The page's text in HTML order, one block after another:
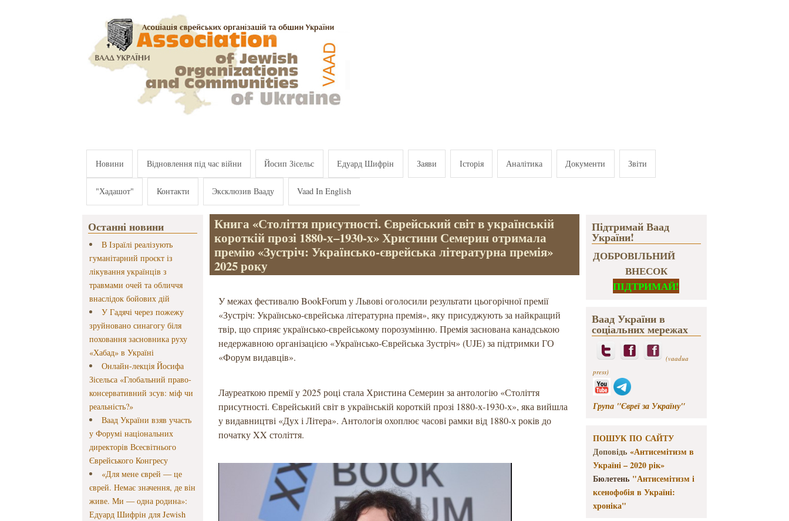
Новини Відновлення під час війни Йосип Зісельс Едуард Шифрін Заяви Історія Аналітика Документи Звіти
"Хадашот" Контакти Эксклюзив Вааду Vaad In English
Останні новини
В Ізраїлі реалізують
гуманітарний проєкт із
лікування українців з
травмами очей та обличчя
внаслідок бойових дій
У Гадячі через пожежу
зруйновано синагогу біля
поховання засновника руху
«Хабад» в Україні
Онлайн-лекція Йосифа
Зісельса «Глобальний право-
консервативний зсув: міф чи
реальність?»
Ваад України взяв участь
у Форумі національних
директорів Всесвітнього
Єврейського Конгресу
«Для мене єврей — це
єврей. Немає значення, де він
живе. Ми — одна родина»:
Едуард Шифрін для Jewish
Книга «Століття присутності. Єврейський світ в українській
короткій прозі 1880-х–1930-х» Христини Семерин отримала
премію «Зустріч: Українсько-єврейська літературна премія»
2025 року
У межах фестивалю BookForum у Львові оголосили результати цьогорічної премії
«Зустріч: Українсько-єврейська літературна премія», яку присуджують за найкращий
твір, що сприяє українсько-єврейському порозумінню. Премія заснована канадською
недержавною організацією «Українсько-Єврейська Зустріч» (UJE) за підтримки ГО
«Форум видавців».
Лауреаткою премії у 2025 році стала Христина Семерин за антологію «Століття
присутності. Єврейський світ в українській короткій прозі 1880-х-1930-х», яка вийшла
у видавництві «Дух і Літера». Антологія охоплює часові рамки від 1880-х років до
початку XX століття.
Підтримай Ваад
України!
ДОБРОВІЛЬНИЙ
ВНЕСОК
ПІДТРИМАЙ!
Ваад України в
соціальних мережах
(vaadua
press)
Група "Євреї за Україну"
ПОШУК ПО САЙТУ
Доповідь «Антисемітизм в
Україні – 2020 рік»
Бюлетень "Антисемітизм і
ксенофобія в Україні:
хроніка"